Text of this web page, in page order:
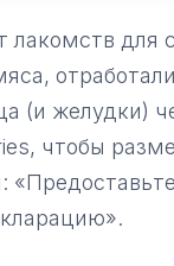
лакомств для
(и желудки)
чтобы